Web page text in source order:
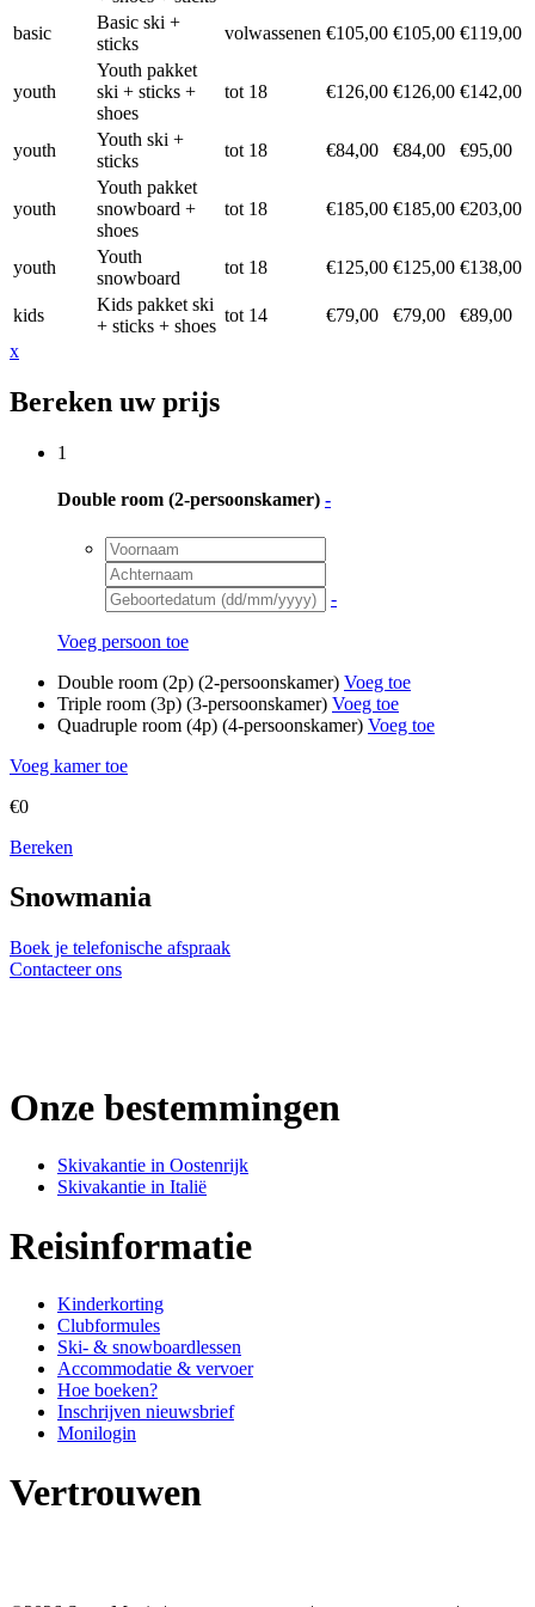
basic
Basic ski +
sticks
volwassenen €105,00 €105,00 €119,00
youth
Youth pakket
ski + sticks +
shoes
tot 18 €126,00 €126,00 €142,00
youth
Youth ski +
sticks
tot 18 €84,00 €84,00 €95,00
youth
Youth pakket
snowboard +
shoes
tot 18 €185,00 €185,00 €203,00
youth
Youth
snowboard
tot 18 €125,00 €125,00 €138,00
kids
Kids pakket ski
+ sticks + shoes
tot 14 €79,00 €79,00
€89,00
x
Bereken uw prijs
1
Double room (2-persoonskamer) -
-
Voeg persoon toe
Double room (2p) (2-persoonskamer) Voeg toe
Triple room (3p) (3-persoonskamer) Voeg toe
Quadruple room (4p) (4-persoonskamer) Voeg toe
Voeg kamer toe
€0
Bereken
Snowmania
Boek je telefonische afspraak
Contacteer ons
Onze bestemmingen
Skivakantie in Oostenrijk
Skivakantie in Italië
Reisinformatie
Kinderkorting
Clubformules
Ski- & snowboardlessen
Accommodatie & vervoer
Hoe boeken?
Inschrijven nieuwsbrief
Monilogin
Vertrouwen